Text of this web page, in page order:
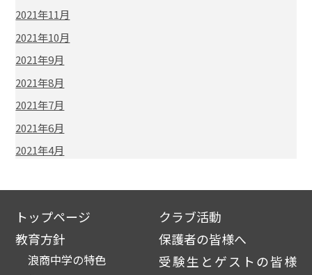
2021年11月
2021年10月
2021年9月
2021年8月
2021年7月
2021年6月
2021年4月
トップページ
教育方針
浪商中学の特色
クラブ活動
保護者の皆様へ
受験生とゲストの皆様